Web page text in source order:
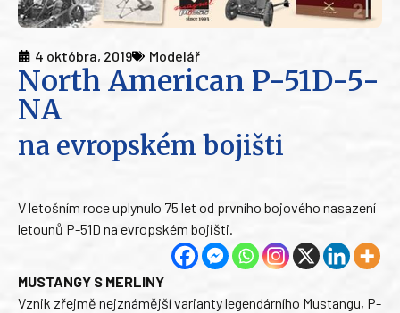
4 októbra, 2019 Modelář
North American P-51D-5-
NA
na evropském bojišti
V letošním roce uplynulo 75 let od prvního bojového nasazení
letounů P-51D na evropském bojišti.
MUSTANGY S MERLINY
Vznik zřejmě nejznámější varianty legendárního Mustangu, P-